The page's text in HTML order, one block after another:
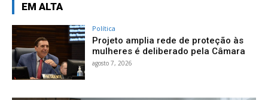
EM ALTA
Política
Projeto amplia rede de proteção às
mulheres é deliberado pela Câmara
agosto 7, 2026